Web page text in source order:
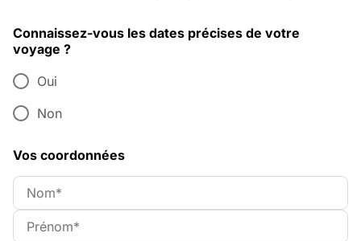
Connaissez-vous les dates précises de votre
voyage ?
Oui
Non
Vos coordonnées